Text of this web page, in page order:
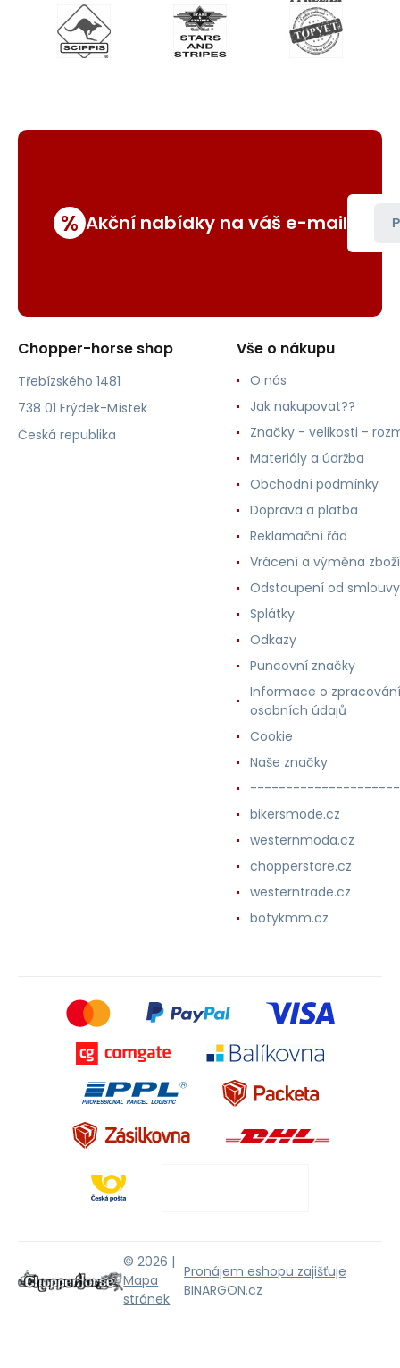
% Akční nabídky na váš e-mail
Chopper-horse shop
Třebízského 1481
738 01 Frýdek-Místek
Česká republika
Vše o nákupu
O nás
Jak nakupovat??
Značky - velikosti -
Materiály a údržba
Obchodní podmínky
Doprava a platba
Reklamační řád
Vrácení a výměna zboží
Odstoupení od smlouvy
Splátky
Odkazy
Puncovní značky
Informace o zpracování
osobních údajů
Cookie
Naše značky
bikersmode.cz
westernmoda.cz
chopperstore.cz
westerntrade.cz
botykmm.cz
© 2026 |
Mapa
stránek
Pronájem eshopu zajišťuje
BINARGON.cz